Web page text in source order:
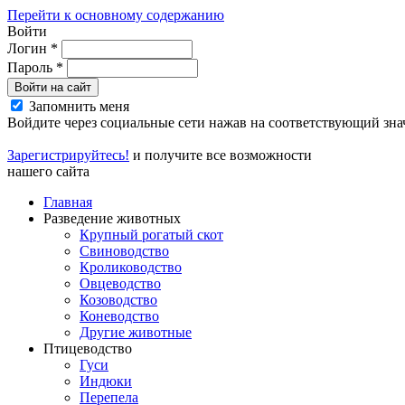
Перейти к основному содержанию
Войти
Логин *
Пароль *
Войти на сайт
Запомнить меня
Войдите через социальные сети нажав на соответствующий
Зарегистрируйтесь! и получите все возможности
нашего сайта
Главная
Разведение животных
Крупный рогатый скот
Свиноводство
Кролиководство
Овцеводство
Козоводство
Коневодство
Другие животные
Птицеводство
Гуси
Индюки
Перепела